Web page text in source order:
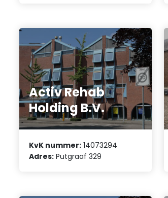
Activ Rehab
Holding B.V.
KvK nummer: 14073294
Adres: Putgraaf 329